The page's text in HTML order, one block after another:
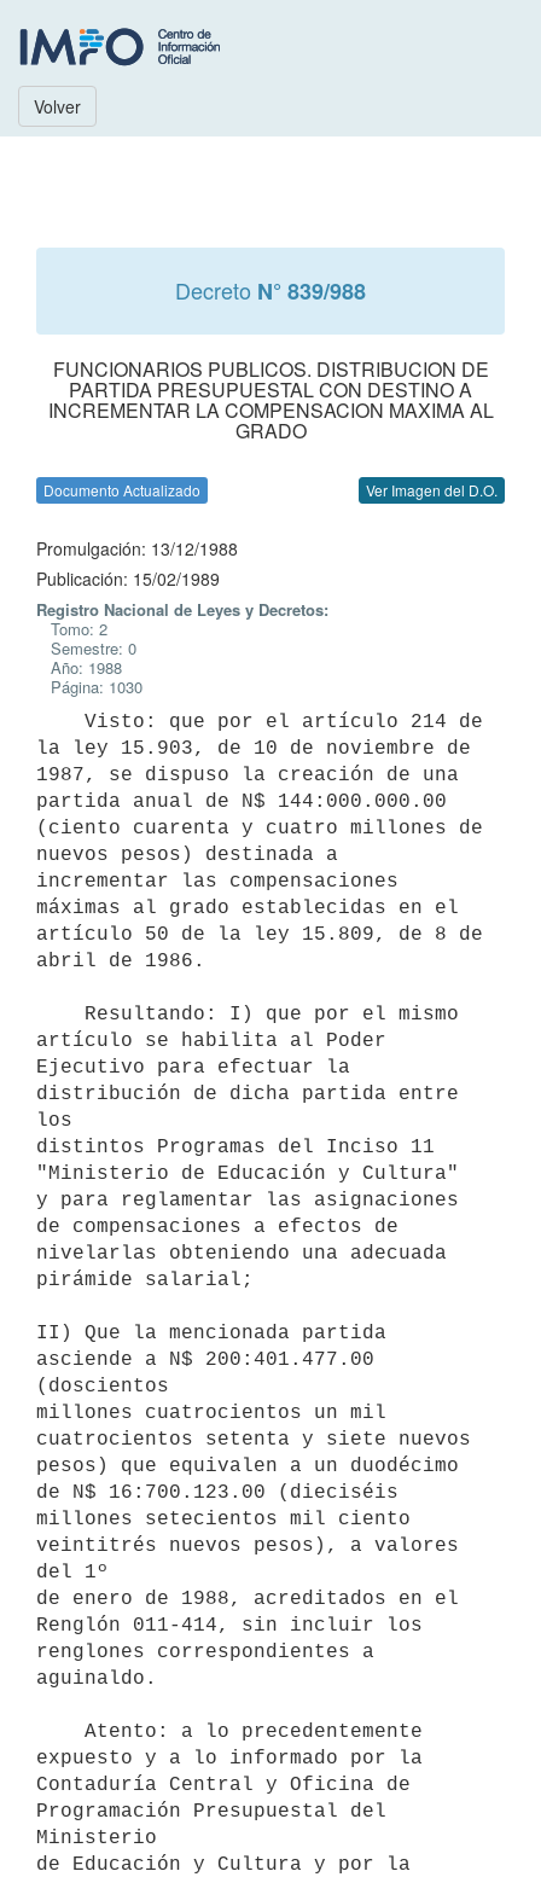
Volver
Decreto N° 839/988
FUNCIONARIOS PUBLICOS. DISTRIBUCION DE
PARTIDA PRESUPUESTAL CON DESTINO A
INCREMENTAR LA COMPENSACION MAXIMA AL
GRADO
Documento Actualizado Ver Imagen del D.O.
Promulgación: 13/12/1988
Publicación: 15/02/1989
Registro Nacional de Leyes y Decretos:
Tomo: 2
Semestre: 0
Año: 1988
Página: 1030
la ley 15.903, de 10 de noviembre de
1987, se dispuso la creación de una
partida anual de N$ 144:000.000.00
(ciento cuarenta y cuatro millones de
nuevos pesos) destinada a
incrementar las compensaciones
máximas al grado establecidas en el
artículo 50 de la ley 15.809, de 8 de
abril de 1986.
artículo se habilita al Poder
Ejecutivo para efectuar la
distribución de dicha partida entre
los
distintos Programas del Inciso 11
"Ministerio de Educación y Cultura"
y para reglamentar las asignaciones
de compensaciones a efectos de
nivelarlas obteniendo una adecuada
pirámide salarial;
II) Que la mencionada partida
asciende a N$ 200:401.477.00
(doscientos
millones cuatrocientos un mil
cuatrocientos setenta y siete nuevos
pesos) que equivalen a un duodécimo
de N$ 16:700.123.00 (dieciséis
millones setecientos mil ciento
veintitrés nuevos pesos), a valores
del 1º
de enero de 1988, acreditados en el
Renglón 011-414, sin incluir los
renglones correspondientes a
aguinaldo.
expuesto y a lo informado por la
Contaduría Central y Oficina de
Programación Presupuestal del
Ministerio
de Educación y Cultura y por la